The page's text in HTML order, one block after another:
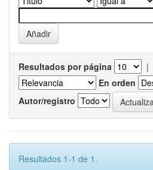
Resultados por página |
En orden
Autor/registro
Resultados 1-1 de 1.